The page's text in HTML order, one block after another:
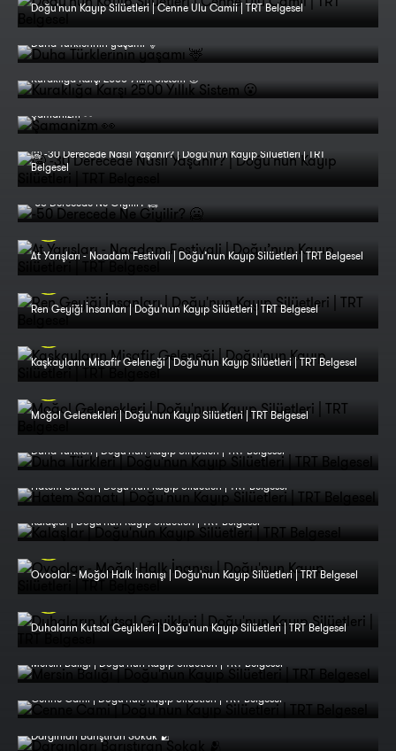
Doğu'nun Kayıp Silüetleri | Cenne Ulu Camii | TRT Belgesel
Duha Türklerinin yaşamı 🦌
Kuraklığa Karşı 2500 Yıllık Sistem 😮
Şamanizm 👀
🥶 -30 Derecede Nasıl Yaşanır? | Doğu'nun Kayıp Silüetleri | TRT
Belgesel
-50 Derecede Ne Giyilir? 🥶
At Yarışları - Naadam Festivali | Doğu’nun Kayıp Silüetleri | TRT Belgesel
Ren Geyiği İnsanları | Doğu'nun Kayıp Silüetleri | TRT Belgesel
Kaşkayların Misafir Geleneği | Doğu'nun Kayıp Silüetleri | TRT Belgesel
Moğol Gelenekleri | Doğu'nun Kayıp Silüetleri | TRT Belgesel
Duha Türkleri | Doğu'nun Kayıp Silüetleri | TRT Belgesel
Hatem Sanatı | Doğu'nun Kayıp Silüetleri | TRT Belgesel
Kalaşlar | Doğu'nun Kayıp Silüetleri | TRT Belgesel
Ovoolar - Moğol Halk İnanışı | Doğu'nun Kayıp Silüetleri | TRT Belgesel
Duhaların Kutsal Geyikleri | Doğu'nun Kayıp Silüetleri | TRT Belgesel
Mersin Balığı | Doğu'nun Kayıp Silüetleri | TRT Belgesel
Cenne Cami | Doğu'nun Kayıp Silüetleri | TRT Belgesel
Dargınları Barıştıran Sokak 🫂